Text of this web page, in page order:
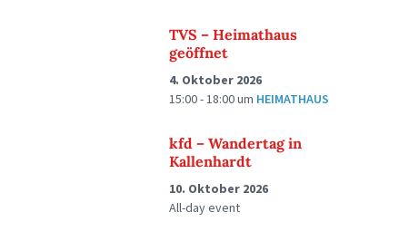
TVS – Heimathaus
geöffnet
4. Oktober 2026
15:00 - 18:00um HEIMATHAUS
kfd – Wandertag in
Kallenhardt
10. Oktober 2026
All-day event